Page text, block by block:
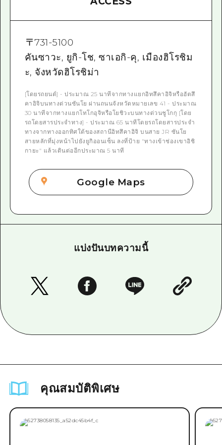
〒731-5100
คันซาวะ, ยูกิ-โช, ซาเอกิ-คุ, เมืองฮิโรชิม
ะ, จังหวัดฮิโรชิม่า
[โดยรถยนต์] - ประมาณ 25 นาทีจากทางแยกอิทสึคาอิจิหรือฮัตสึ
คาอิจิบนทางด่วนซันโย ผ่านถนนจังหวัดหมายเลข 41 - ประมาณ
30 นาทีจากทางแยกโทโกอุจิหรือโยชิวะบนทางด่วนชูโกกุ [โดย
รถโดยสารประจำทาง] - ประมาณ 65 นาทีโดยรถโดยสารประจำ
ทางจากทางออกทิศใต้ของสถานีอิทสึคาอิจิ บนสาย JR ซันโย
สายหลักที่มุ่งหน้าไปยังยูกิออนเซ็น ลงที่ป้าย "ทางเข้าช่องเขาอิชิ
กายะ" แล้วเดินต่ออีกประมาณ 5 นาที
Google Maps
แบ่งปันบทความนี้
คุณสมบัติพิเศษ